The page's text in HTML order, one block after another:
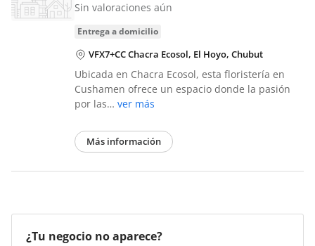
Sin valoraciones aún
entrega a domicilio
VFX7+CC Chacra Ecosol, El Hoyo, Chubut
Ubicada en Chacra Ecosol, esta floristería en
Cushamen ofrece un espacio donde la pasión
por las… ver más
Más información
¿Tu negocio no aparece?